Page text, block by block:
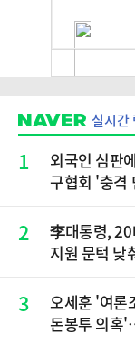
실시간
1
외국인 심판
구협회 '충격
2
李대통령,
지원 문턱 낮
3
오세훈 '여론
돈봉투 의혹